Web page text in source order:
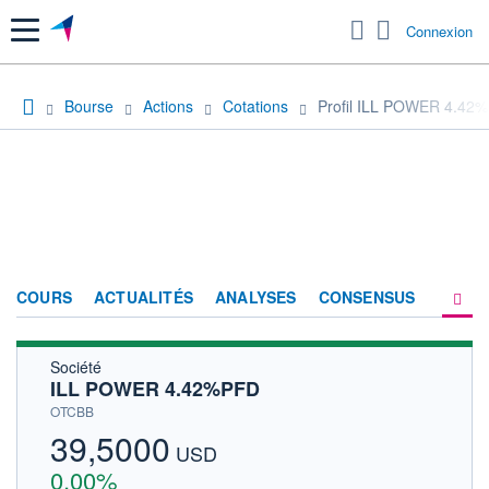
Menu Connexion
Bourse Actions Cotations Profil ILL POWER
COURS ACTUALITÉS ANALYSES CONSENSUS
Société
ILL POWER 4.42%PFD
OTCBB
39,5000 USD
0,00%